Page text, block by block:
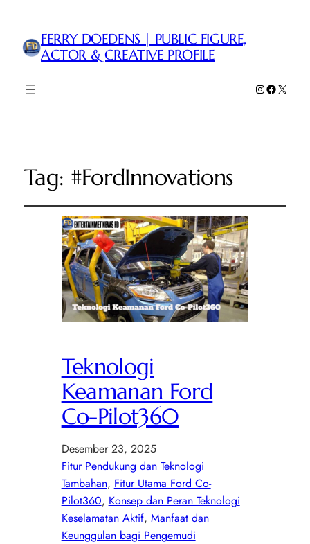
FERRY DOEDENS | PUBLIC FIGURE,
ACTOR & CREATIVE PROFILE
Instagram
Facebook
X
Tag: #FordInnovations
Teknologi
Keamanan Ford
Co-Pilot360
Desember 23, 2025
Fitur Pendukung dan Teknologi
Tambahan, Fitur Utama Ford Co-
Pilot360, Konsep dan Peran Teknologi
Keselamatan Aktif, Manfaat dan
Keunggulan bagi Pengemudi